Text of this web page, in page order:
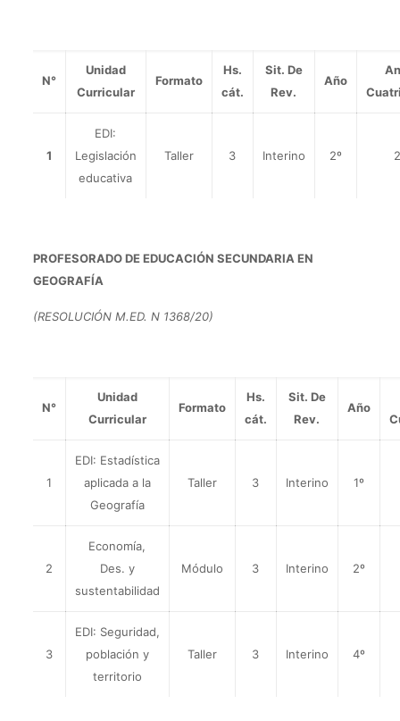
N°
Unidad
Curricular
Formato
Hs.
cát.
Sit. De
Rev.
Año
1
EDI:
Legislación
educativa
Taller 3 Interino 2º
PROFESORADO DE EDUCACIÓN SECUNDARIA EN
GEOGRAFÍA
(RESOLUCIÓN M.ED. N 1368/20)
N°
Unidad
Curricular
Formato
Hs.
cát.
Sit. De
Rev.
Año
1
EDI: Estadística
aplicada a la
Geografía
Taller 3 Interino 1º
2
Economía,
Des. y
sustentabilidad
Módulo 3 Interino 2º
3
EDI: Seguridad,
población y
territorio
Taller 3 Interino 4º